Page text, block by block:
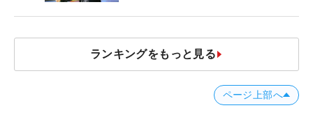
ランキングをもっと見る
ページ上部へ